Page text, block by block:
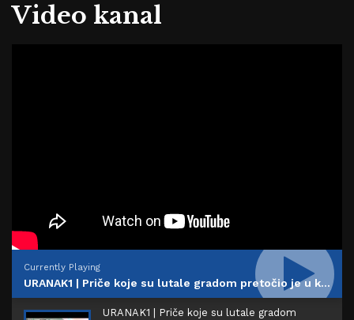
Video kanal
Currently Playing
URANAK1 | Priče koje su lutale gradom pretočio je u knjigu "Nestvarno, a stvarno" | Živojin Petrović
URANAK1 | Priče koje su lutale gradom